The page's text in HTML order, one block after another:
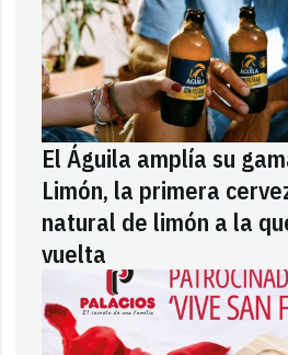
El Águila amplía su
Limón, la primera
natural de limón a la
vuelta